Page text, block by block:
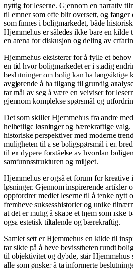
nyttig for leserne. Gjennom en narrativ
til emner som ofte blir oversett, og fanger
som finnes i boligmarkedet, både
Hjemmehus er således ikke bare en kilde
en arena for diskusjon og deling av
Hjemmehus eksisterer for å fylle et
en tid hvor boligmarkedet er i stadig
beslutninger om bolig kan ha langsiktige
avgjørende å ha tilgang til grundig
tar mål av seg å være en veiviser for
gjennom komplekse spørsmål og
Det som skiller Hjemmehus fra andre
helhetlige løsninger og bærekraftige valg.
historiske perspektiver med moderne
muligheten til å se boligspørsmål i en
til en dypere forståelse av hvordan
samfunnsstrukturen og miljøet.
Hjemmehus er også et forum for kreative
løsninger. Gjennom inspirerende artikler
oppfordrer mediet leserne til å tenke nytt
fremheve suksesshistorier og unike
at det er mulig å skape et hjem som ikke
også estetisk tiltalende og bærekraftig.
Samlet sett er Hjemmehus en kilde til
tar sikte på å heve bevisstheten rundt
til objektivitet og dybde, står Hjemmehus
alle som ønsker å ta informerte